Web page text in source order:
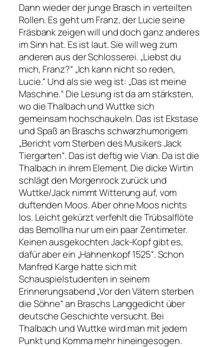
Dann wieder der junge Brasch in verteilten
Rollen. Es geht um Franz, der Lucie seine
Fräsbank zeigen will und doch ganz anderes
im Sinn hat. Es ist laut. Sie will weg zum
anderen aus der Schlosserei. „Liebst du
mich, Franz?“ „Ich kann nicht so reden,
Lucie.“ Und als sie weg ist: „Das ist meine
Maschine.“ Die Lesung ist da am stärksten,
wo die Thalbach und Wuttke sich
gemeinsam hochschaukeln. Das ist Ekstase
und Spaß an Braschs schwarzhumorigem
„Bericht vom Sterben des Musikers Jack
Tiergarten“. Das ist deftig wie Vian. Da ist die
Thalbach in ihrem Element. Die dicke Wirtin
schlägt den Morgenrock zurück und
Wuttke/Jack nimmt Witterung auf, vom
duftenden Moos. Aber ohne Moos nichts
los. Leicht gekürzt verfehlt die Trübsalflöte
das Bemollha nur um ein paar Zentimeter.
Keinen ausgekochten Jack-Kopf gibt es,
dafür aber ein „Hahnenkopf 1525“. Schon
Manfred Karge hatte sich mit
Schauspielstudenten in seinem
Erinnerungsabend „Vor den Vätern sterben
die Söhne“ an Braschs Langgedicht über
deutsche Geschichte versucht. Bei
Thalbach und Wuttke wird man mit jedem
Punkt und Komma mehr hineingesogen.